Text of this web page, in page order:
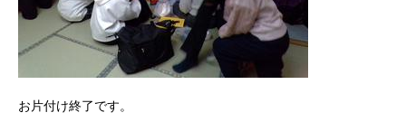
お片付け終了です。